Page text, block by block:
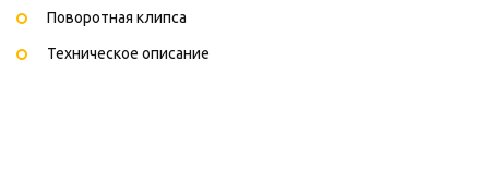
Поворотная клипса
Техническое описание